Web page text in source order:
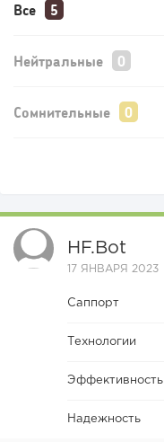
Все
Нейтральные
Сомнительные
HF.bot
17 ЯНВАРЯ 2023
Саппорт
Технологии
Эффективность
Надежность